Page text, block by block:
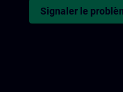
Signaler le